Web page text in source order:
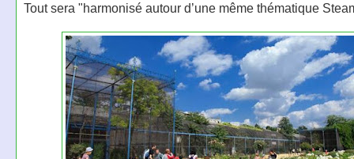
Tout sera "harmonisé autour d’une même thématique